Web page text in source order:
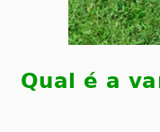
Qual é a